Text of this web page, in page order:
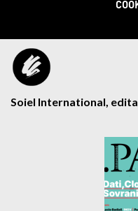
Soiel International,